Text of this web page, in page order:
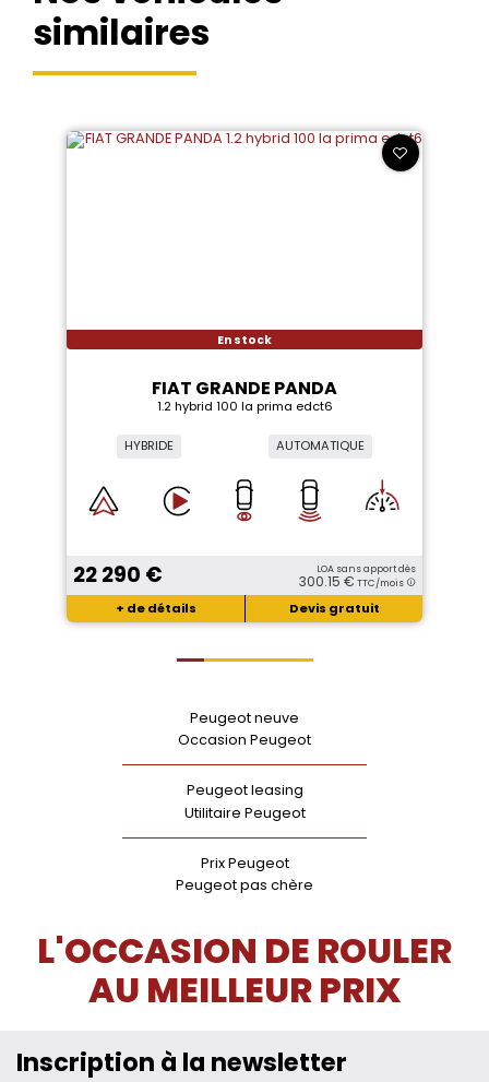
similaires
En stock
FIAT GRANDE PANDA
1.2 hybrid 100 la prima edct6
HYBRIDE AUTOMATIQUE
22 290 € LOA sans apport dès
300.15 € TTC/mois
+ de détails Devis gratuit
Peugeot neuve
Occasion Peugeot
Peugeot leasing
Utilitaire Peugeot
Prix Peugeot
Peugeot pas chère
L'OCCASION DE ROULER
AU MEILLEUR PRIX
Inscription à la newsletter